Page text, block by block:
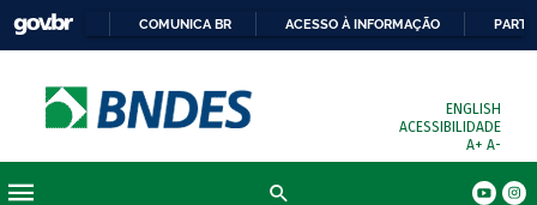
COMUNICA BR ACESSO À INFORMAÇÃO
ENGLISH
ACESSIBILIDADE
A+ A-